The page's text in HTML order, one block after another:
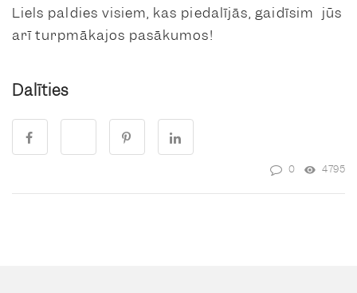
Liels paldies visiem, kas piedalījās, gaidīsim jūs
arī turpmākajos pasākumos!
Dalīties
0 4795